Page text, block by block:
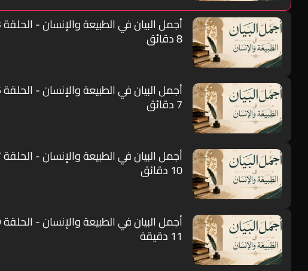
أجمل البيان في الطبيعة والإنسان - الحلقة 3
8 دقائق
أجمل البيان في الطبيعة والإنسان - الحلقة 5
7 دقائق
أجمل البيان في الطبيعة والإنسان - الحلقة 7
10 دقائق
أجمل البيان في الطبيعة والإنسان - الحلقة 9
11 دقيقة